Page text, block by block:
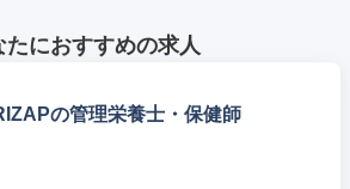
たにおすすめの求人
の管理栄養士・保健師